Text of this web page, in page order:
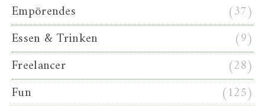
Empörendes
(37)
Essen & Trinken
(9)
Freelancer
(28)
Fun
(125)